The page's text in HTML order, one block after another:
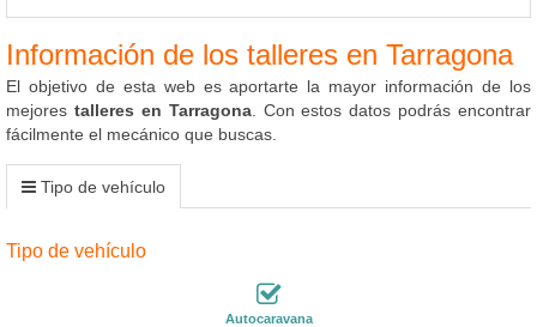
Información de los talleres en Tarragona
El objetivo de esta web es aportarte la mayor información de los
mejores talleres en Tarragona. Con estos datos podrás encontrar
fácilmente el mecánico que buscas.
Tipo de vehículo
Tipo de vehículo
Autocaravana